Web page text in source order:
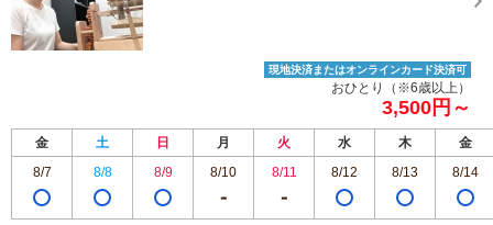
現地決済またはオンラインカード決済可
おひとり（※6歳以上）
3,500円～
金 土 日 月 火 水 木
金
8/7
8/8 8/9 8/10 8/11 8/12 8/13 8/14